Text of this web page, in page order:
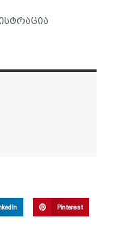
Pinterest